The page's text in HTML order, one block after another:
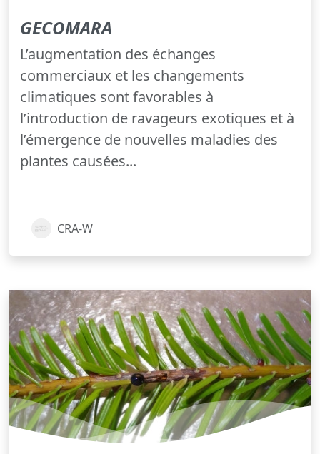
GECOMARA
L’augmentation des échanges
commerciaux et les changements
climatiques sont favorables à
l’introduction de ravageurs exotiques et à
l’émergence de nouvelles maladies des
plantes causées...
CRA-W